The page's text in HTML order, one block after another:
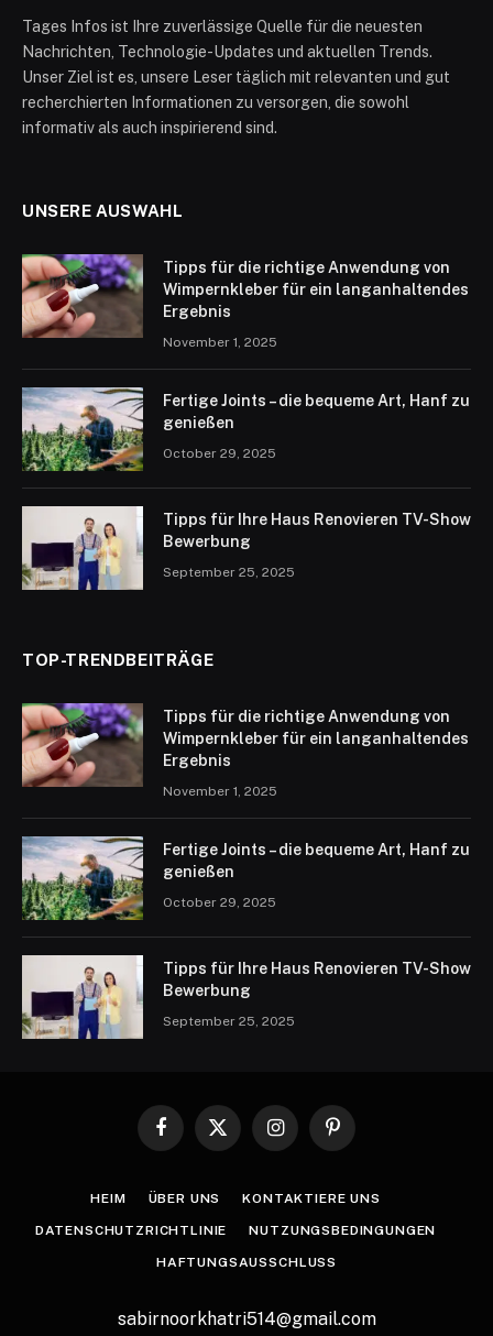
Tages Infos ist Ihre zuverlässige Quelle für die neuesten
Nachrichten, Technologie-Updates und aktuellen Trends.
Unser Ziel ist es, unsere Leser täglich mit relevanten und gut
recherchierten Informationen zu versorgen, die sowohl
informativ als auch inspirierend sind.
UNSERE AUSWAHL
Tipps für die richtige Anwendung von
Wimpernkleber für ein langanhaltendes
Ergebnis
November 1, 2025
Fertige Joints – die bequeme Art, Hanf zu
genießen
October 29, 2025
Tipps für Ihre Haus Renovieren TV-Show
Bewerbung
September 25, 2025
TOP-TRENDBEITRÄGE
Tipps für die richtige Anwendung von
Wimpernkleber für ein langanhaltendes
Ergebnis
November 1, 2025
Fertige Joints – die bequeme Art, Hanf zu
genießen
October 29, 2025
Tipps für Ihre Haus Renovieren TV-Show
Bewerbung
September 25, 2025
Facebook
X
InstagramPinterest
HEIM ÜBER UNS KONTAKTIERE UNS
DATENSCHUTZRICHTLINIE NUTZUNGSBEDINGUNGEN
HAFTUNGSAUSSCHLUSS
sabirnoorkhatri514@gmail.com